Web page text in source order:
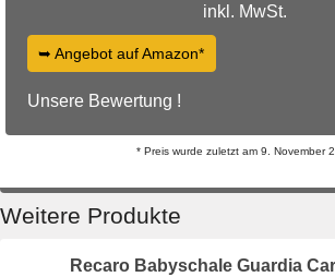
inkl. MwSt.
➥ Angebot auf Amazon*
Unsere Bewertung !
* Preis wurde zuletzt am 9. November
Weitere Produkte
Recaro Babyschale Guardia